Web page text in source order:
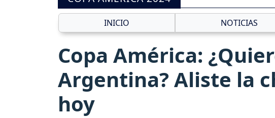
INICIO NOTICIAS
Copa América:
Argentina? Aliste la
hoy